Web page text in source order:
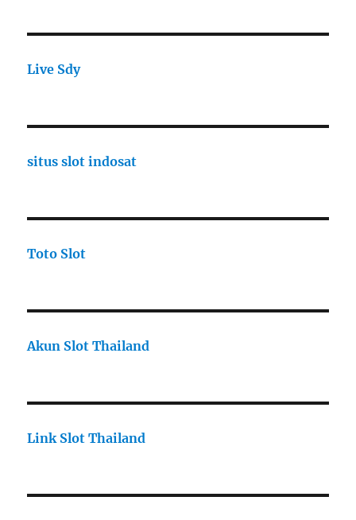
Live Sdy
situs slot indosat
Toto Slot
Akun Slot Thailand
Link Slot Thailand